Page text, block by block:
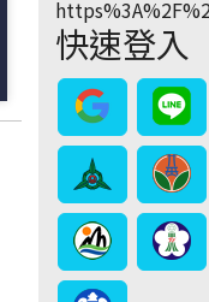
快速登入